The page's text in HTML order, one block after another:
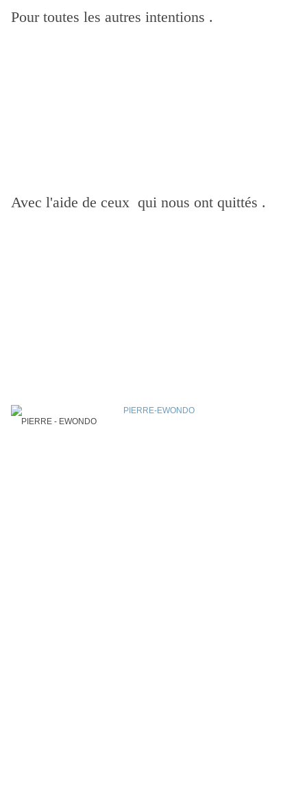
Pour toutes les autres intentions .
Avec l'aide de ceux qui nous ont quittés .
PIERRE - EWONDO